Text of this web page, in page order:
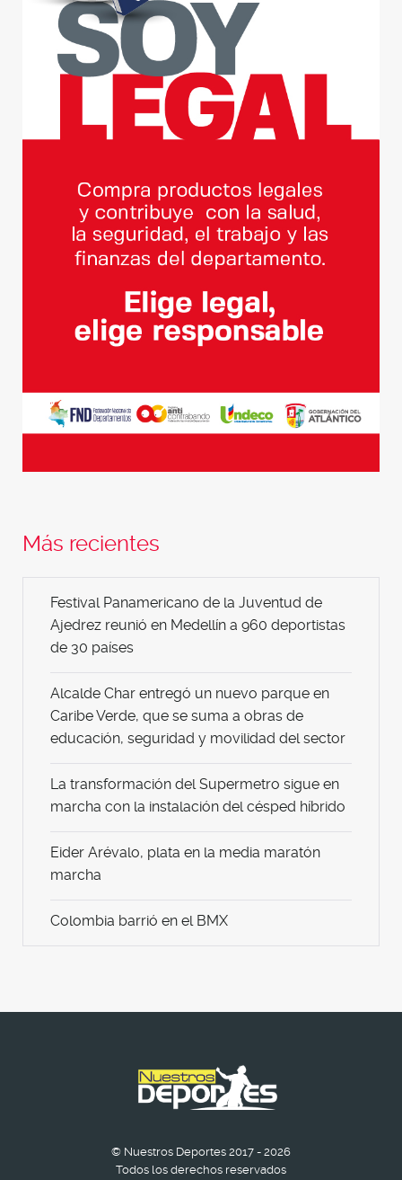
Más recientes
Festival Panamericano de la Juventud de
Ajedrez reunió en Medellín a 960 deportistas
de 30 países
Alcalde Char entregó un nuevo parque en
Caribe Verde, que se suma a obras de
educación, seguridad y movilidad del sector
La transformación del Supermetro sigue en
marcha con la instalación del césped híbrido
Eider Arévalo, plata en la media maratón
marcha
Colombia barrió en el BMX
© Nuestros Deportes 2017 - 2026
Todos los derechos reservados